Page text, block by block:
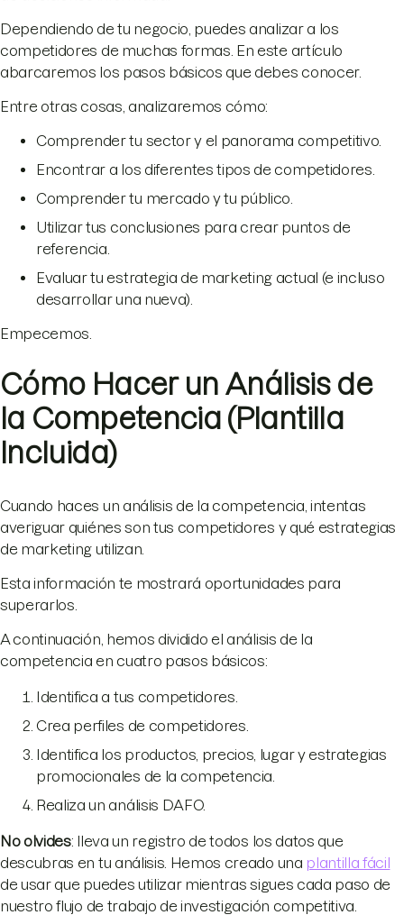
Dependiendo de tu negocio, puedes analizar a los
competidores de muchas formas. En este artículo
abarcaremos los pasos básicos que debes conocer.
Entre otras cosas, analizaremos cómo:
Comprender tu sector y el panorama competitivo.
Encontrar a los diferentes tipos de competidores.
Comprender tu mercado y tu público.
Utilizar tus conclusiones para crear puntos de
referencia.
Evaluar tu estrategia de marketing actual (e incluso
desarrollar una nueva).
Empecemos.
Cómo Hacer un Análisis de
la Competencia (Plantilla
Incluida)
Cuando haces un análisis de la competencia, intentas
averiguar quiénes son tus competidores y qué estrategias
de marketing utilizan.
Esta información te mostrará oportunidades para
superarlos.
A continuación, hemos dividido el análisis de la
competencia en cuatro pasos básicos:
Identifica a tus competidores.
Crea perfiles de competidores.
Identifica los productos, precios, lugar y estrategias
promocionales de la competencia.
Realiza un análisis DAFO.
No olvides: lleva un registro de todos los datos que
descubras en tu análisis. Hemos creado una plantilla fácil
de usar que puedes utilizar mientras sigues cada paso de
nuestro flujo de trabajo de investigación competitiva.